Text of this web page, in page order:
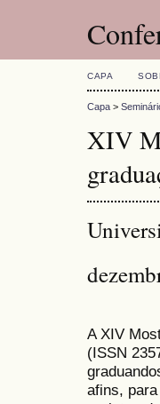
CAPA
Capa >
XIV
A XIV
(ISSN
afins,